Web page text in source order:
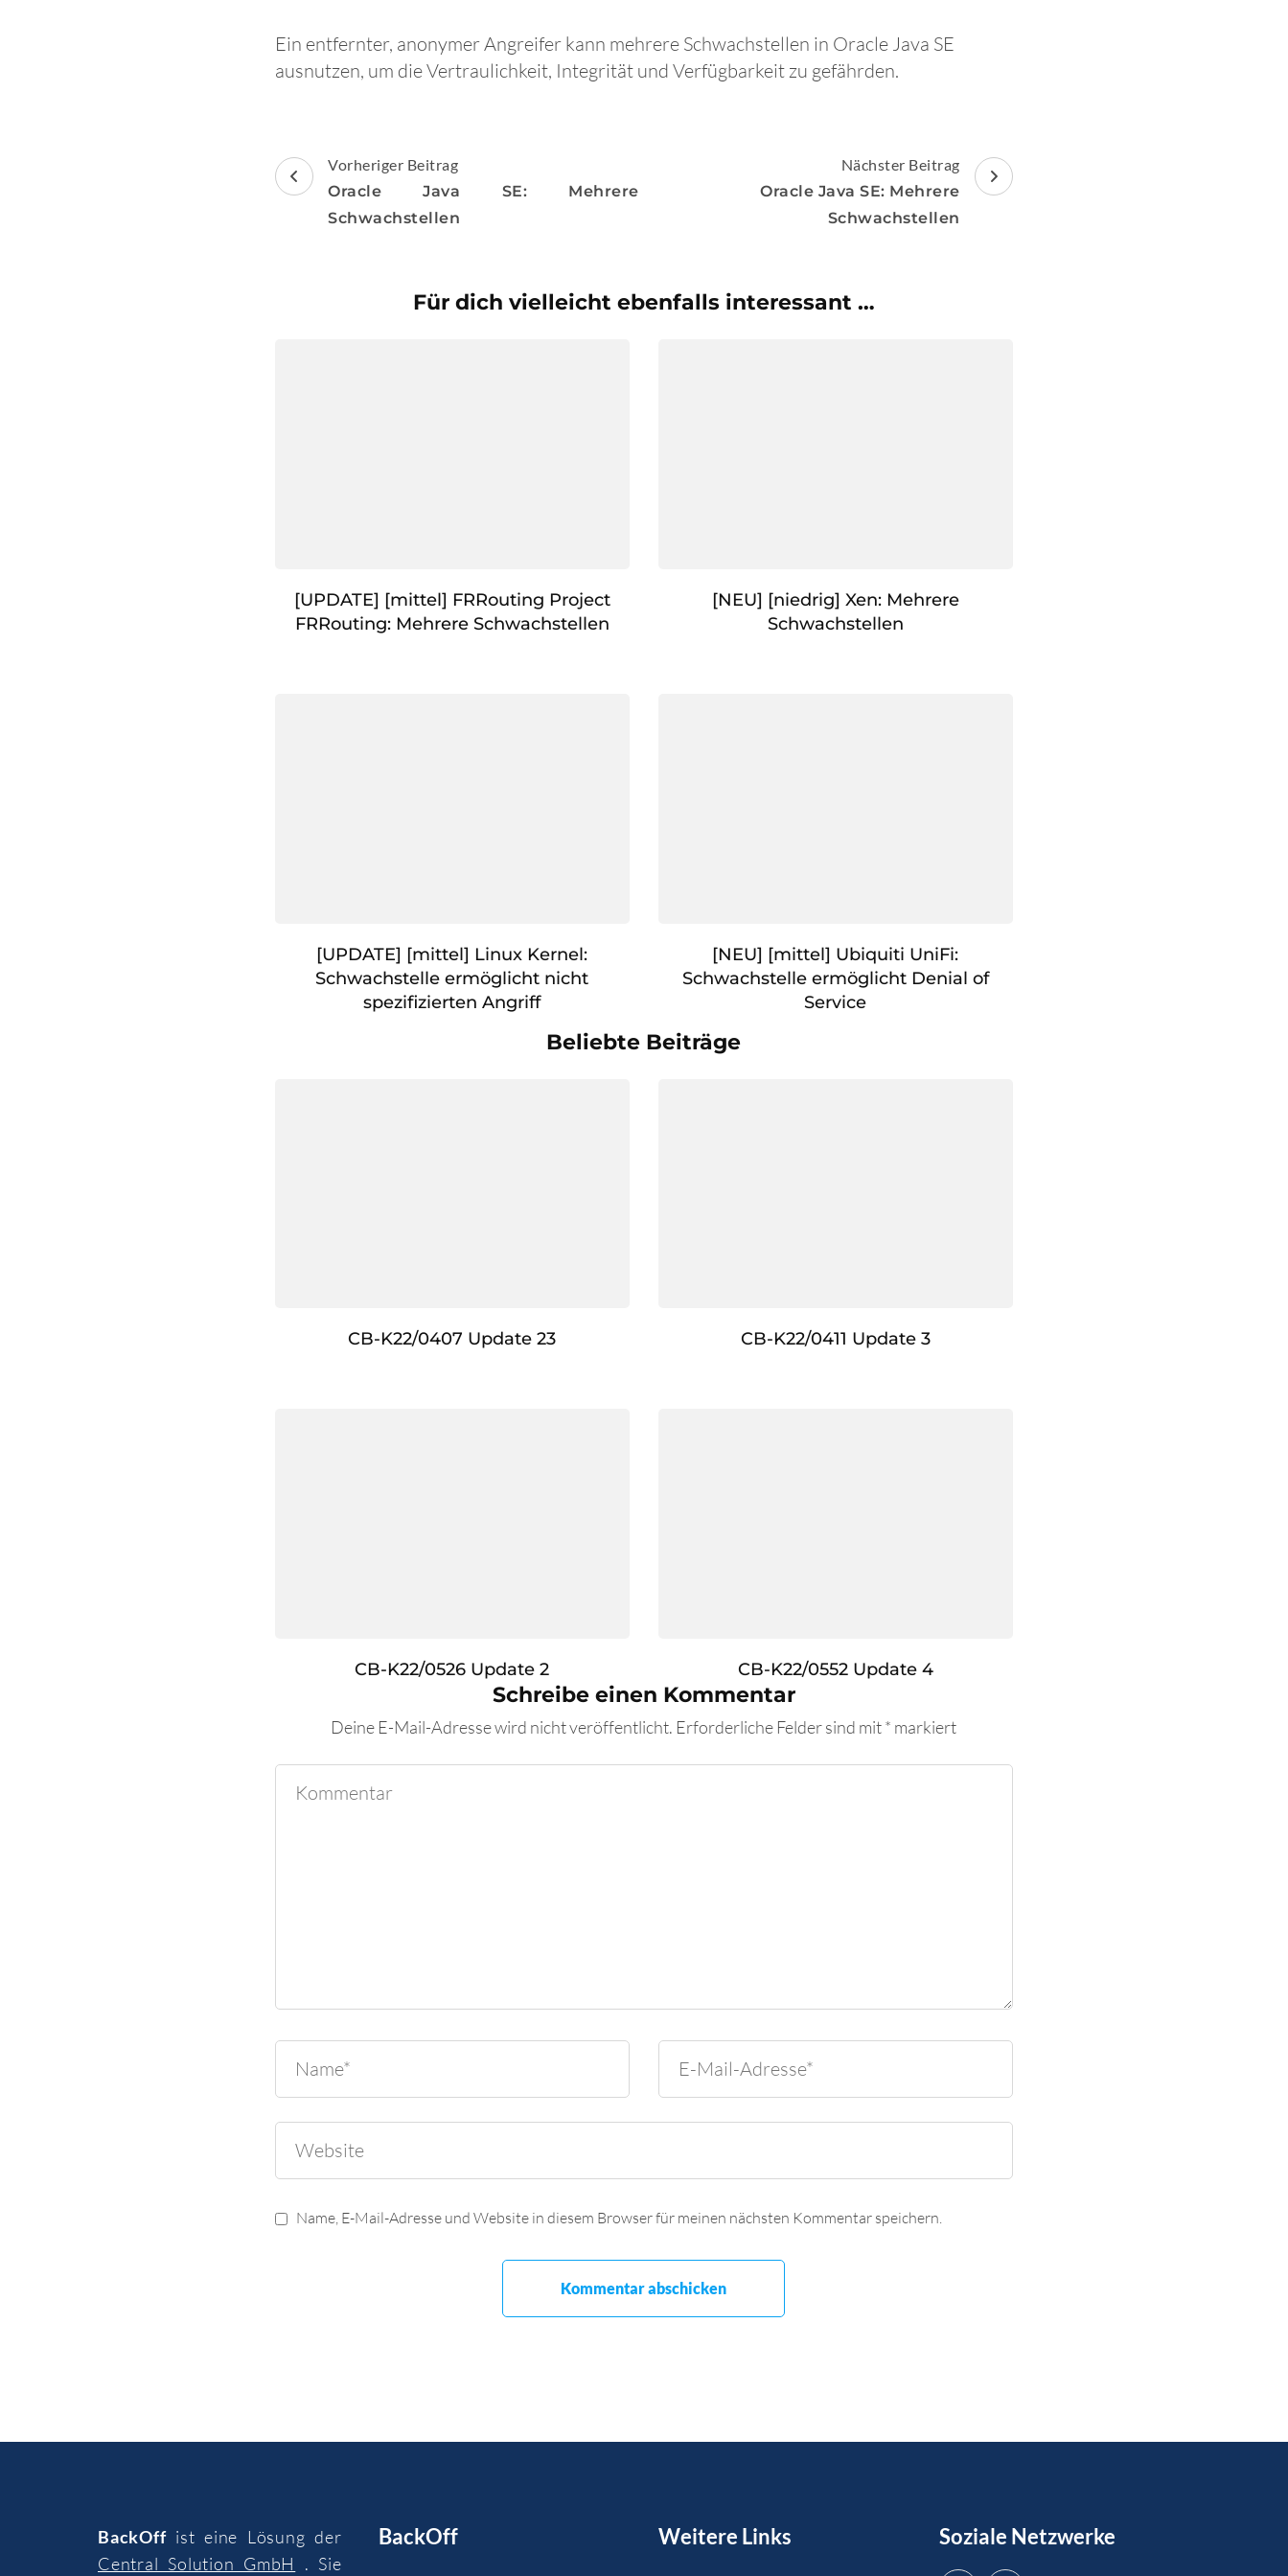
Ein entfernter, anonymer Angreifer kann mehrere Schwachstellen in Oracle Java SE
ausnutzen, um die Vertraulichkeit, Integrität und Verfügbarkeit zu gefährden.
Beitragsnavigation
Vorheriger Beitrag
Oracle Java SE: Mehrere
Schwachstellen
Nächster Beitrag
Oracle Java SE: Mehrere
Schwachstellen
Für dich vielleicht ebenfalls interessant …
[UPDATE] [mittel] FRRouting Project
FRRouting: Mehrere Schwachstellen
[NEU] [niedrig] Xen: Mehrere
Schwachstellen
[UPDATE] [mittel] Linux Kernel:
Schwachstelle ermöglicht nicht
spezifizierten Angriff
[NEU] [mittel] Ubiquiti UniFi:
Schwachstelle ermöglicht Denial of
Service
Beliebte Beiträge
CB-K22/0407 Update 23 CB-K22/0411 Update 3
CB-K22/0526 Update 2 CB-K22/0552 Update 4
Schreibe einen Kommentar
Deine E-Mail-Adresse wird nicht veröffentlicht. Erforderliche Felder sind mit* markiert
Name, E-Mail-Adresse und Website in diesem Browser für meinen nächsten Kommentar speichern.
BackOffist eine Lösung der
Central Solution GmbH
. Sie
BackOff Weitere Links Soziale Netzwerke